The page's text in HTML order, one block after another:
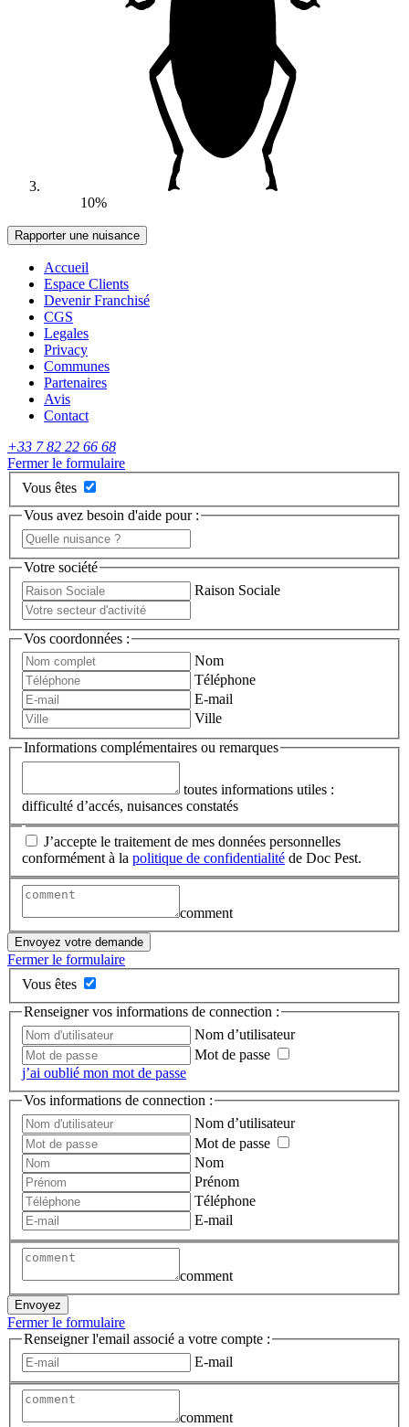
10%
Accueil
Espace Clients
Devenir Franchisé
CGS
Legales
Privacy
Communes
Partenaires
Avis
Contact
+33 7 82 22 66 68
Fermer le formulaire
Vous êtes
Vous avez besoin d'aide pour :
Votre société
Raison Sociale
Vos coordonnées :
Nom
Téléphone
E-mail
Ville
Informations complémentaires ou remarques
toutes informations utiles :
difficulté d’accés, nuisances constatés
J’accepte le traitement de mes données personnelles
conformément à la politique de confidentialité de Doc Pest.
comment
Envoyez votre demande
Fermer le formulaire
Vous êtes
Renseigner vos informations de connection :
Nom d’utilisateur
Mot de passe
j’ai oublié mon mot de passe
Vos informations de connection :
Nom d’utilisateur
Mot de passe
Nom
Prénom
Téléphone
E-mail
comment
Envoyez
Fermer le formulaire
Renseigner l'email associé a votre compte :
E-mail
comment